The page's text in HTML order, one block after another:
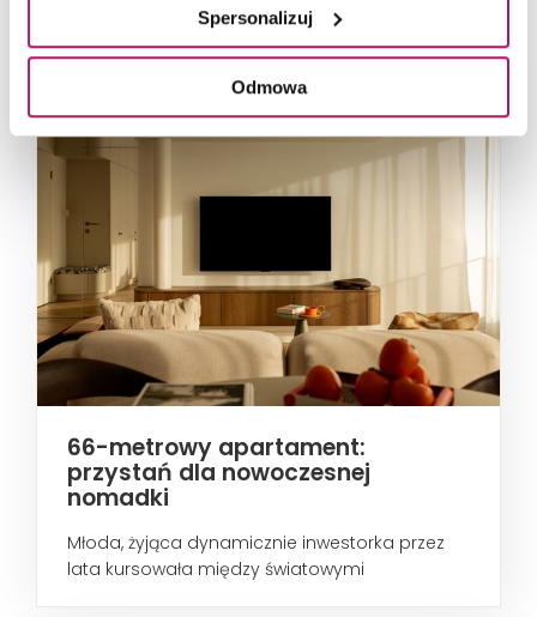
Spersonalizuj
Odmowa
NAJNOWSZE ARTYKUŁY
66-metrowy apartament:
przystań dla nowoczesnej
nomadki
Młoda, żyjąca dynamicznie inwestorka przez
lata kursowała między światowymi